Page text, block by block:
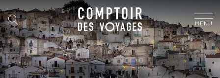
MENU